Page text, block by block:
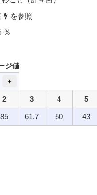
を参照
％
ジ値
＋
2 3 4 5
85 61.7 50 43